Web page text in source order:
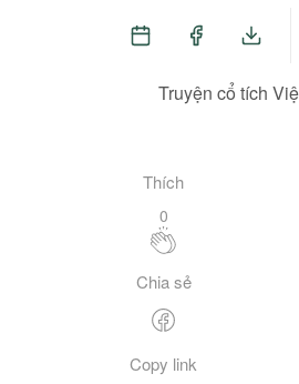
Truyện cổ tích
Thích
0
Chia sẻ
Copy link